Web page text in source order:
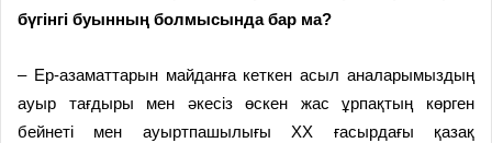
бүгінгі буынның болмысында бар ма?
– Ер-азаматтарын майданға кеткен асыл аналарымыздың
ауыр тағдыры мен әкесіз өскен жас ұрпақтың көрген
бейнеті мен ауыртпашылығы ХХ ғасырдағы қазақ